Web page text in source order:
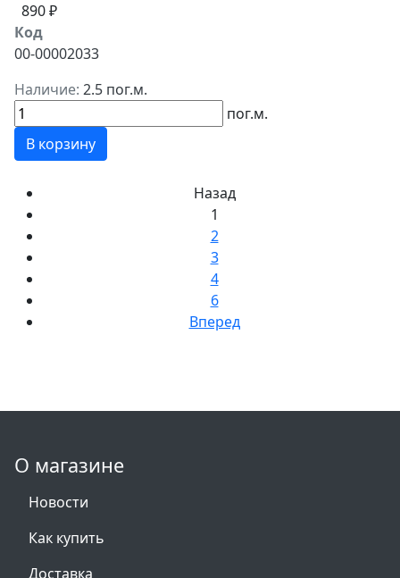
890 ₽
Код
00-00002033
Наличие: 2.5 пог.м.
пог.м.
В корзину
Назад
1
2
3
4
6
Вперед
О магазине
Новости
Как купить
Доставка